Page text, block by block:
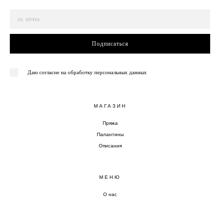
Подписаться
Даю согласие на обработку персональных данных
МАГАЗИН
Пряжа
Палантины
Описания
МЕНЮ
О нас